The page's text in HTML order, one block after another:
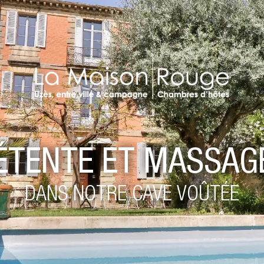
ET
DANS NOTRE CAVE VOÛTÉE